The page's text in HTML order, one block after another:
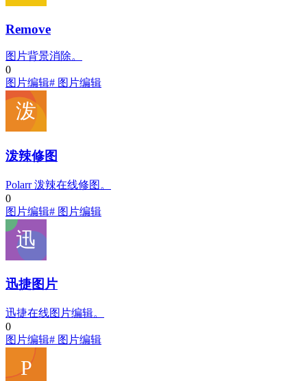
Remove
图片背景消除。
0
图片编辑# 图片编辑
泼辣修图
Polarr 泼辣在线修图。
0
图片编辑# 图片编辑
迅捷图片
迅捷在线图片编辑。
0
图片编辑# 图片编辑